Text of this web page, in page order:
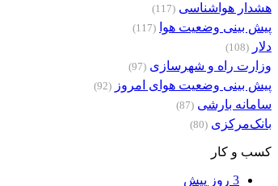
هشدار هواشناسی (117)
پیش بینی وضعیت هوا (117)
دلار (108)
وزارت راه و شهرسازی (97)
پیش بینی وضعیت هوای امروز (92)
سامانه بارشی (87)
بانک‌مرکزی (80)
کسب و کار
3 روز پیش